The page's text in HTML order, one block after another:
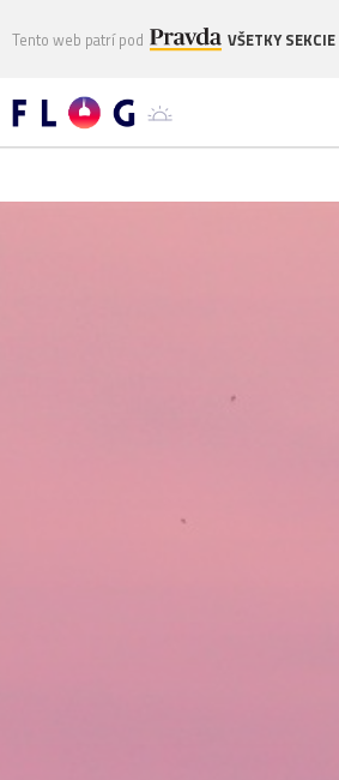
Tento web patrí pod VŠETKY SEKCIE